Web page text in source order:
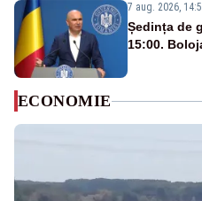
7 aug. 2026,
Ședința de
15:00.
ECONOMIE